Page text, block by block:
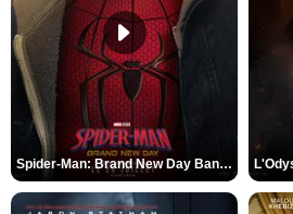
Spider-Man: Brand New Day Bande-annonce VO STFR